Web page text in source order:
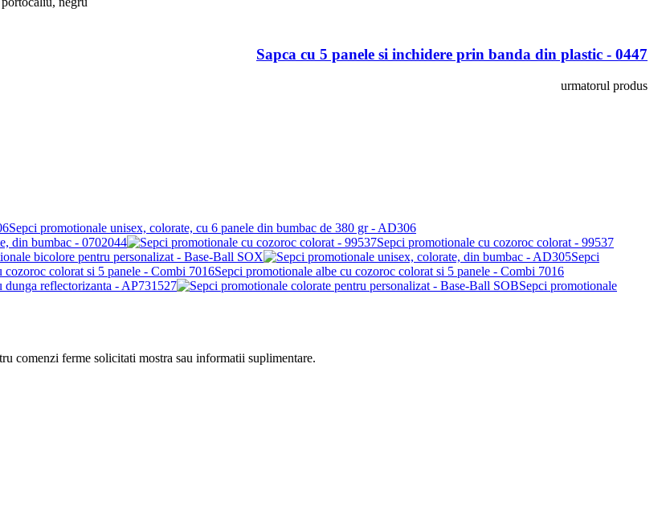
Sapca cu 5 panele si inchidere prin banda din plastic - 0447
urmatorul produs
Sepci promotionale unisex, colorate, cu 6 panele din bumbac de 380 gr - AD306
din bumbac - 0702044
Sepci promotionale cu cozoroc colorat - 99537
bicolore pentru personalizat - Base-Ball SOX
Sepci
Sepci promotionale albe cu cozoroc colorat si 5 panele - Combi 7016
dunga reflectorizanta - AP731527
Sepci promotionale
comenzi ferme solicitati mostra sau informatii suplimentare.